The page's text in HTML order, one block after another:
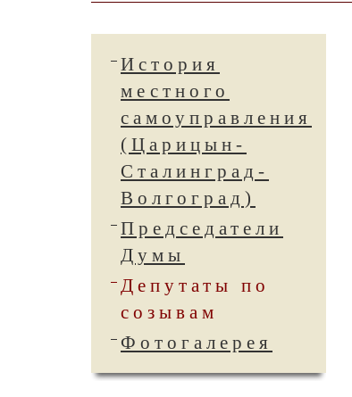
История
местного
самоуправления
(Царицын-
Сталинград-
Волгоград)
Председатели
Думы
Депутаты по
созывам
Фотогалерея